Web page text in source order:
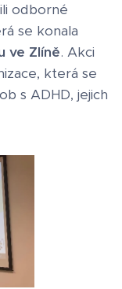
odborné
se konala
ve Zlíně. Akci
která se
s ADHD, jejich